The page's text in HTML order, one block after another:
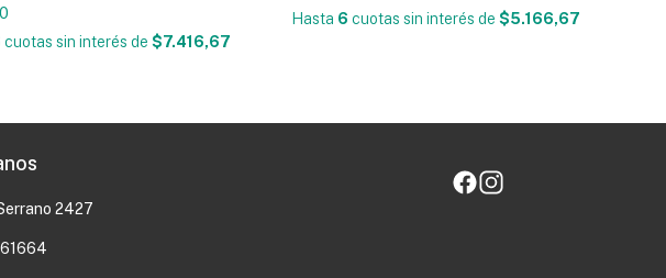
cuotas sin interés de $7.416,67
Hasta 6 cuotas sin interés de $5.166,67
2427